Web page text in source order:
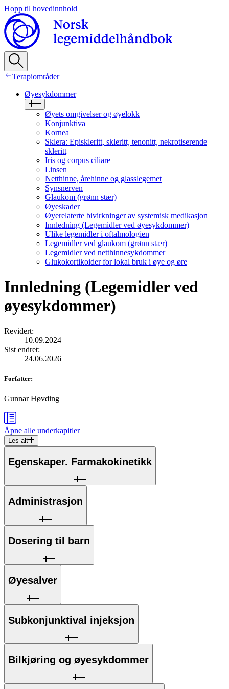
Hopp til hovedinnhold
Terapiområder
Øyesykdommer
Øyets omgivelser og øyelokk
Konjunktiva
Kornea
Sklera: Episkleritt, skleritt, tenonitt, nekrotiserende
skleritt
Iris og corpus ciliare
Linsen
Netthinne, årehinne og glasslegemet
Synsnerven
Glaukom (grønn stær)
Øyeskader
Øyerelaterte bivirkninger av systemisk medikasjon
Innledning (Legemidler ved øyesykdommer)
Ulike legemidler i oftalmologien
Legemidler ved glaukom (grønn stær)
Legemidler ved netthinnesykdommer
Glukokortikoider for lokal bruk i øye og øre
Innledning (Legemidler ved
øyesykdommer)
Revidert:
10.09.2024
Sist endret:
24.06.2026
Forfatter:
Gunnar Høvding
Åpne alle underkapitler
Les alt
Egenskaper. Farmakokinetikk
Administrasjon
Dosering til barn
Øyesalver
Subkonjunktival injeksjon
Bilkjøring og øyesykdommer